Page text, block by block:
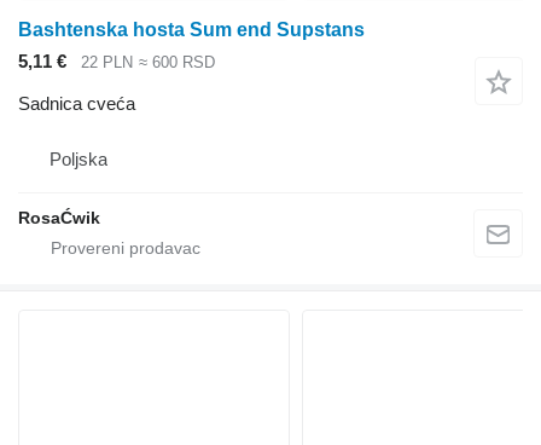
Bashtenska hosta Sum end Supstans
5,11 €
22 PLN ≈ 600 RSD
Sadnica cveća
Poljska
RosaĆwik